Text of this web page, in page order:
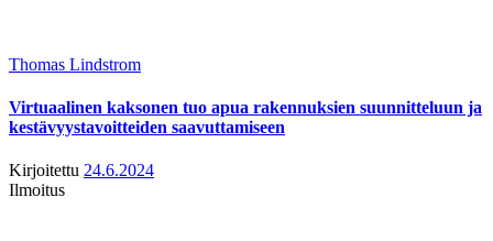
Thomas Lindstrom
Virtuaalinen kaksonen tuo apua rakennuksien suunnitteluun ja
kestävyystavoitteiden saavuttamiseen
Kirjoitettu 24.6.2024
Ilmoitus